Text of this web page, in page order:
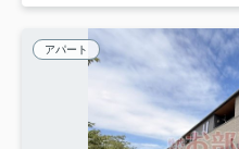
アパート